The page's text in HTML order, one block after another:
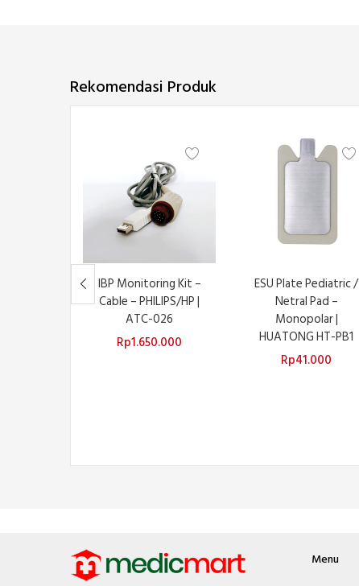
Rekomendasi Produk
IBP Monitoring Kit –
Cable – PHILIPS/HP |
ATC-026
Rp1.650.000
ESU Plate Pediatric /
Netral Pad –
Monopolar |
HUATONG HT-PB1
Rp41.000
Menu